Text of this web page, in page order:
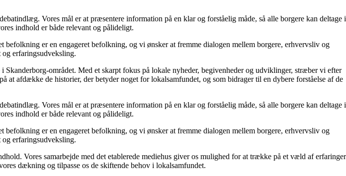
Vores mål er at præsentere information på en klar og forståelig måde, så alle borgere kan deltage i
indhold er både relevant og pålideligt.
er en engageret befolkning, og vi ønsker at fremme dialogen mellem borgere, erhvervsliv og
og erfaringsudveksling.
området. Med et skarpt fokus på lokale nyheder, begivenheder og udviklinger, stræber vi efter
afdække de historier, der betyder noget for lokalsamfundet, og som bidrager til en dybere forståelse af de
Vores mål er at præsentere information på en klar og forståelig måde, så alle borgere kan deltage i
indhold er både relevant og pålideligt.
er en engageret befolkning, og vi ønsker at fremme dialogen mellem borgere, erhvervsliv og
og erfaringsudveksling.
Vores samarbejde med det etablerede mediehus giver os mulighed for at trække på et væld af erfaringer
dækning og tilpasse os de skiftende behov i lokalsamfundet.